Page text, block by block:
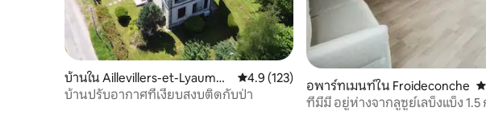
บ้านใน Aillevillers-et-Lyaumon
t
คะแนนเฉลี่ย 4.9 จาก 5, 123 รีวิว
4.9 (123)
บ้านปรับอากาศที่เงียบสงบติดกับป่า
อพาร์ทเมนท์ใน Froideconche ค
ที่มีมี อยู่ห่างจากลูซูย์เลบ็งแบ็ง 1.5